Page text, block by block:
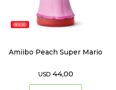
Amiibo Peach Super Mario
USD 44,00